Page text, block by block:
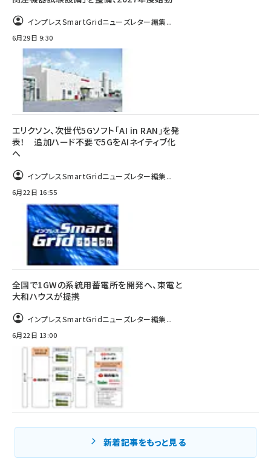
インプレスSmartGridニューズレター編集...
6月29日 9:30
エリクソン、次世代5Gソフト「AI in RAN」を発
表！ 追加ハード不要で5GをAIネイティブ化
へ
インプレスSmartGridニューズレター編集...
6月22日 16:55
全国で1GWの系統用蓄電所を開発へ、東電と
大和ハウスが提携
インプレスSmartGridニューズレター編集...
6月22日 13:00
新着記事をもっと見る